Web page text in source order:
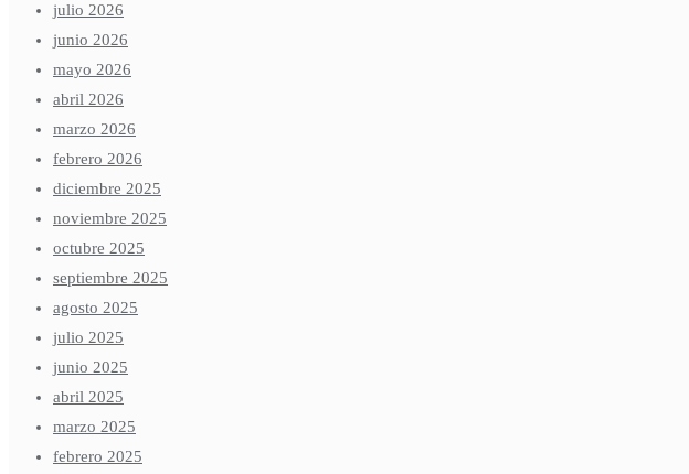
julio 2026
junio 2026
mayo 2026
abril 2026
marzo 2026
febrero 2026
diciembre 2025
noviembre 2025
octubre 2025
septiembre 2025
agosto 2025
julio 2025
junio 2025
abril 2025
marzo 2025
febrero 2025